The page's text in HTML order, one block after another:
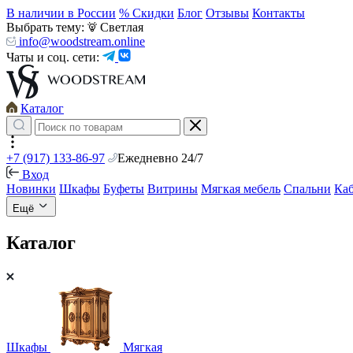
В наличии в России % Скидки Блог Отзывы Контакты
Выбрать тему:
Светлая
info@woodstream.online
Чаты и соц. сети:
Каталог
+7 (917) 133-86-97
Ежедневно 24/7
Вход
Новинки Шкафы Буфеты Витрины Мягкая мебель Спальни
Ещё
Каталог
Шкафы Мягкая